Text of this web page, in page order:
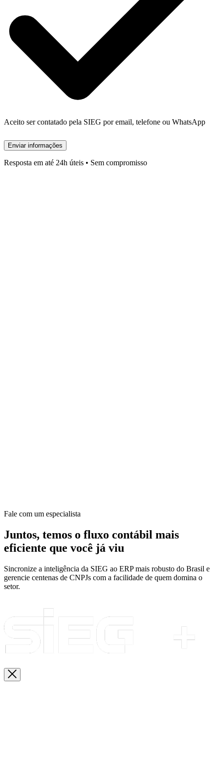
Aceito ser contatado pela SIEG por email, telefone ou WhatsApp
Enviar informações
Resposta em até 24h úteis • Sem compromisso
Fale com um especialista
Juntos, temos o fluxo contábil mais
eficiente que você já viu
Sincronize a inteligência da SIEG ao ERP mais robusto do Brasil e
gerencie centenas de CNPJs com a facilidade de quem domina o
setor.